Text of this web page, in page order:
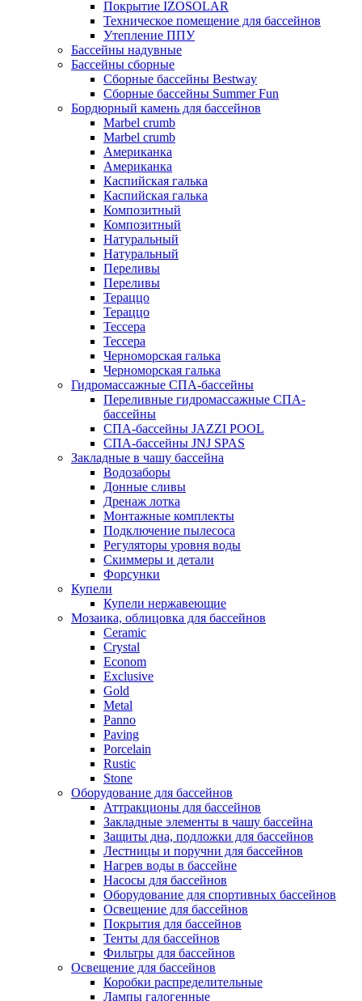
Покрытие IZOSOLAR
Техническое помещение для бассейнов
Утепление ППУ
Бассейны надувные
Бассейны сборные
Сборные бассейны Bestway
Сборные бассейны Summer Fun
Бордюрный камень для бассейнов
Marbel crumb
Marbel crumb
Американка
Американка
Каспийская галька
Каспийская галька
Композитный
Композитный
Натуральный
Натуральный
Переливы
Переливы
Тераццо
Тераццо
Тессера
Тессера
Черноморская галька
Черноморская галька
Гидромассажные СПА-бассейны
Переливные гидромассажные СПА-
бассейны
СПА-бассейны JAZZI POOL
СПА-бассейны JNJ SPAS
Закладные в чашу бассейна
Водозаборы
Донные сливы
Дренаж лотка
Монтажные комплекты
Подключение пылесоса
Регуляторы уровня воды
Скиммеры и детали
Форсунки
Купели
Купели нержавеющие
Мозаика, облицовка для бассейнов
Ceramic
Crystal
Econom
Exclusive
Gold
Metal
Panno
Paving
Porcelain
Rustic
Stone
Оборудование для бассейнов
Аттракционы для бассейнов
Закладные элементы в чашу бассейна
Защиты дна, подложки для бассейнов
Лестницы и поручни для бассейнов
Нагрев воды в бассейне
Насосы для бассейнов
Оборудование для спортивных бассейнов
Освещение для бассейнов
Покрытия для бассейнов
Тенты для бассейнов
Фильтры для бассейнов
Освещение для бассейнов
Коробки распределительные
Лампы галогенные